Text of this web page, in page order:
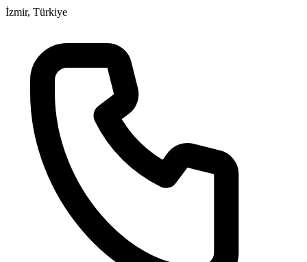
İzmir, Türkiye